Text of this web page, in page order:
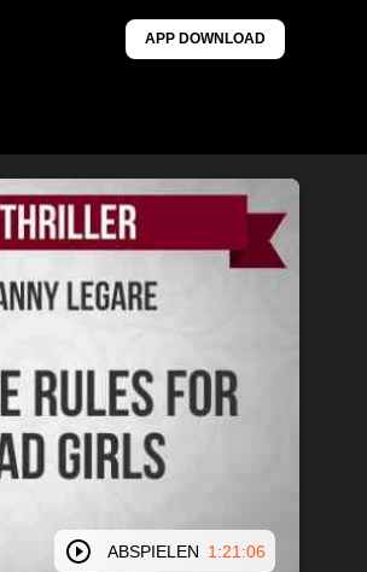
APP DOWNLOAD
ABSPIELEN 1:21:06